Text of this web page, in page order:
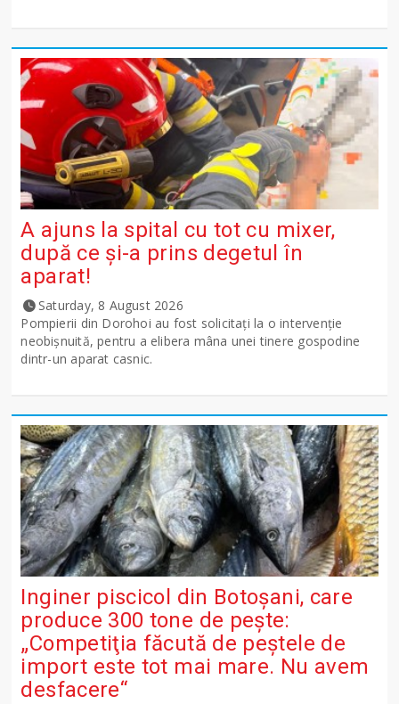
A ajuns la spital cu tot cu mixer,
după ce și-a prins degetul în
aparat!
Saturday, 8 August 2026
Pompierii din Dorohoi au fost solicitați la o intervenție
neobișnuită, pentru a elibera mâna unei tinere gospodine
dintr-un aparat casnic.
Inginer piscicol din Botoşani, care
produce 300 tone de peşte:
„Competiţia făcută de peştele de
import este tot mai mare. Nu avem
desfacere“